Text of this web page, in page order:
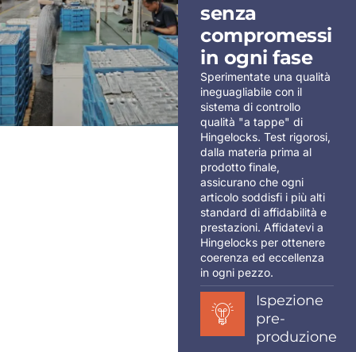
senza
compromessi
in ogni fase
Sperimentate una qualità
ineguagliabile con il
sistema di controllo
qualità "a tappe" di
Hingelocks. Test rigorosi,
dalla materia prima al
prodotto finale,
assicurano che ogni
articolo soddisfi i più alti
standard di affidabilità e
prestazioni. Affidatevi a
Hingelocks per ottenere
coerenza ed eccellenza
in ogni pezzo.
Ispezione
pre-
produzione